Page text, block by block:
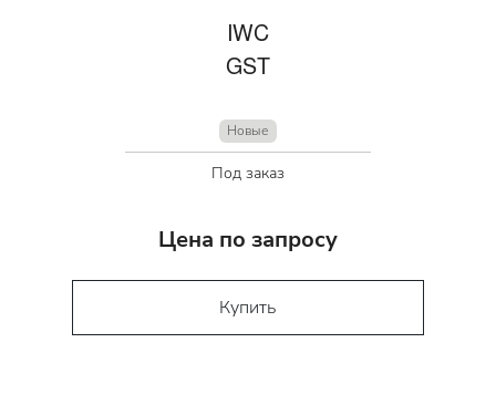
IWC
GST
Новые
Под заказ
Цена по запросу
Купить